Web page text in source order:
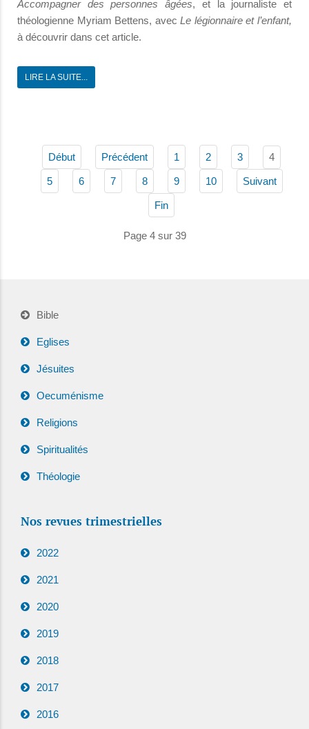
Accompagner des personnes âgées, et la journaliste et
théologienne Myriam Bettens, avecLe légionnaire et l’enfant,
à découvrir dans cet article.
LIRE LA SUITE...
Début Précédent 1 2 3 4
5 6 7 8 9 10 Suivant
Fin
Page 4 sur 39
Bible
Eglises
Jésuites
Oecuménisme
Religions
Spiritualités
Théologie
Nos revues trimestrielles
2022
2021
2020
2019
2018
2017
2016